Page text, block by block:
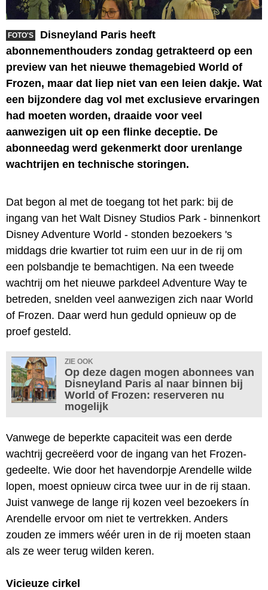
FOTO'S
Disneyland Paris heeft
abonnementhouders zondag getrakteerd op een
preview van het nieuwe themagebied World of
Frozen, maar dat liep niet van een leien dakje. Wat
een bijzondere dag vol met exclusieve ervaringen
had moeten worden, draaide voor veel
aanwezigen uit op een flinke deceptie. De
abonneedag werd gekenmerkt door urenlange
wachtrijen en technische storingen.
Dat begon al met de toegang tot het park: bij de
ingang van het Walt Disney Studios Park - binnenkort
Disney Adventure World - stonden bezoekers 's
middags drie kwartier tot ruim een uur in de rij om
een polsbandje te bemachtigen. Na een tweede
wachtrij om het nieuwe parkdeel Adventure Way te
betreden, snelden veel aanwezigen zich naar World
of Frozen. Daar werd hun geduld opnieuw op de
proef gesteld.
ZIE OOK
Op deze dagen mogen abonnees van
Disneyland Paris al naar binnen bij
World of Frozen: reserveren nu
mogelijk
Vanwege de beperkte capaciteit was een derde
wachtrij gecreëerd voor de ingang van het Frozen-
gedeelte. Wie door het havendorpje Arendelle wilde
lopen, moest opnieuw circa twee uur in de rij staan.
Juist vanwege de lange rij kozen veel bezoekers ín
Arendelle ervoor om niet te vertrekken. Anders
zouden ze immers wéér uren in de rij moeten staan
als ze weer terug wilden keren.
Vicieuze cirkel